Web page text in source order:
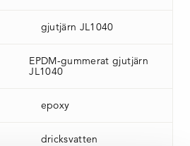
gjutjärn JL1040
EPDM-gummerat gjutjärn
JL1040
epoxy
dricksvatten